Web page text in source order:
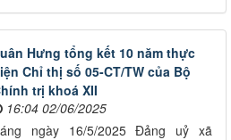
Hưng tổng kết 10 năm thực
Chỉ thị số 05-CT/TW của Bộ
trị khoá XII
16:04 02/06/2025
ngày 16/5/2025 Đảng uỷ xã